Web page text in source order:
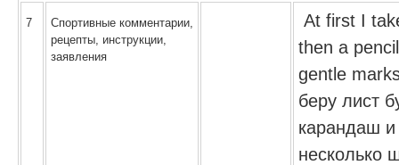
7
Спортивные комментарии,
рецепты, инструкции,
заявления
At first I
then a
gentle
беру лист
карандаш
несколько